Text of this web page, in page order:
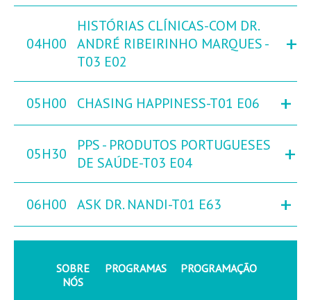
04H00
HISTÓRIAS CLÍNICAS-COM DR.
ANDRÉ RIBEIRINHO MARQUES -
T03 E02
+
05H00 CHASING HAPPINESS-T01 E06 +
05H30
PPS - PRODUTOS PORTUGUESES
DE SAÚDE-T03 E04
+
06H00 ASK DR. NANDI-T01 E63 +
SOBRE
NÓS
PROGRAMAS PROGRAMAÇÃO